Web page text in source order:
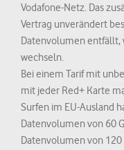
Vodafone-Netz. Das
Vertrag unverändert
Datenvolumen entfällt,
wechseln.
Bei einem Tarif mit
mit jeder Red+ Karte
Surfen im EU-Ausland
Datenvolumen von 60
Datenvolumen von 120